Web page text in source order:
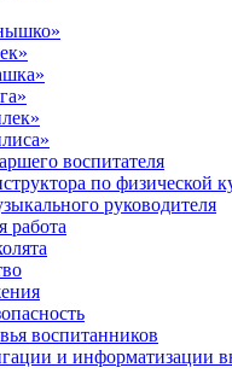
воспитателя
по физической
руководителя
работа
воспитанников
и информатизации